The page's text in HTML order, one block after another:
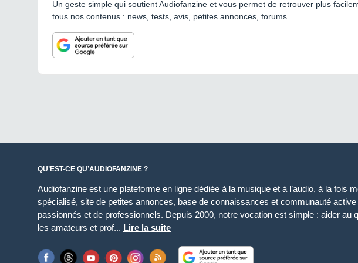
Un geste simple qui soutient Audiofanzine et vous permet de retrouver plus
tous nos contenus : news, tests, avis, petites annonces, forums...
QU’EST-CE QU’AUDIOFANZINE ?
Audiofanzine est une plateforme en ligne dédiée à la musique et à l’audio, à la fois
spécialisé, site de petites annonces, base de connaissances et communauté active
passionnés et de professionnels. Depuis 2000, notre vocation est simple : aider au
les amateurs et prof... Lire la suite